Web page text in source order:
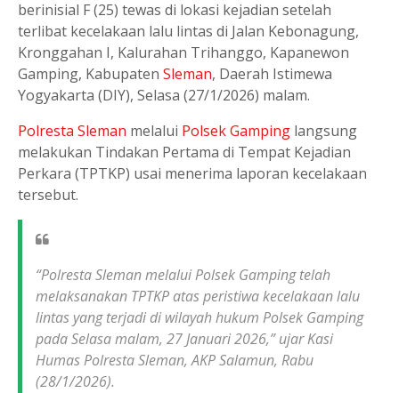
berinisial F (25) tewas di lokasi kejadian setelah
terlibat kecelakaan lalu lintas di Jalan Kebonagung,
Kronggahan I, Kalurahan Trihanggo, Kapanewon
Gamping, Kabupaten Sleman, Daerah Istimewa
Yogyakarta (DIY), Selasa (27/1/2026) malam.
Polresta Sleman melalui Polsek Gamping langsung
melakukan Tindakan Pertama di Tempat Kejadian
Perkara (TPTKP) usai menerima laporan kecelakaan
tersebut.
“Polresta Sleman melalui Polsek Gamping telah
melaksanakan TPTKP atas peristiwa kecelakaan lalu
lintas yang terjadi di wilayah hukum Polsek Gamping
pada Selasa malam, 27 Januari 2026,” ujar Kasi
Humas Polresta Sleman, AKP Salamun, Rabu
(28/1/2026).